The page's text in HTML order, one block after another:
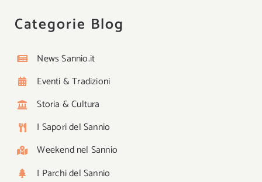
Categorie Blog
News Sannio.it
Eventi & Tradizioni
Storia & Cultura
I Sapori del Sannio
Weekend nel Sannio
I Parchi del Sannio